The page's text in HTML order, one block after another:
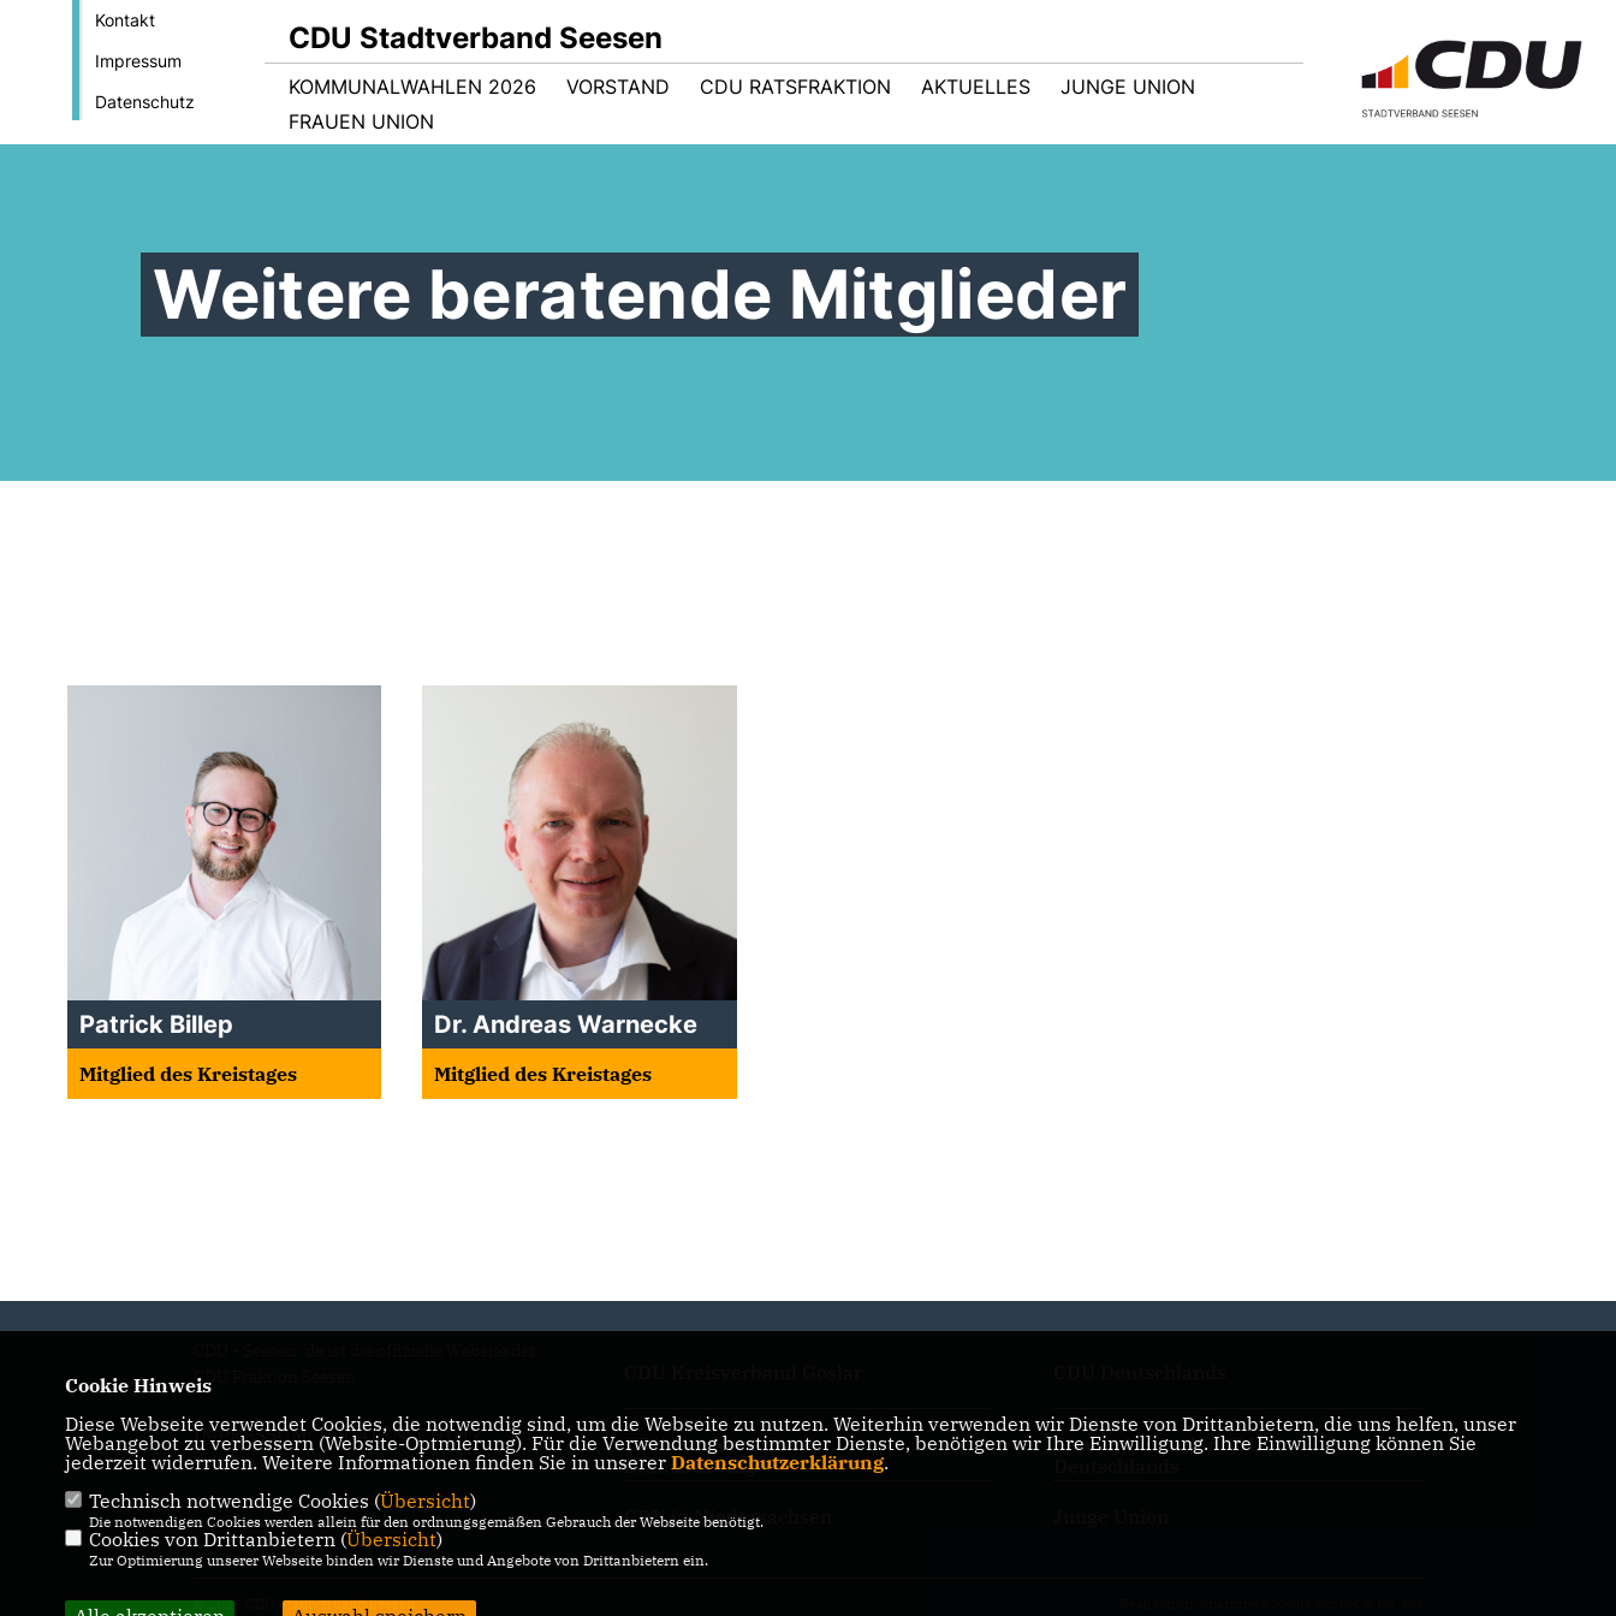
Kontakt
Impressum
Datenschutz
CDU Stadtverband Seesen
KOMMUNALWAHLEN 2026 VORSTAND CDU RATSFRAKTION AKTUELLES
JUNGE UNION
FRAUEN UNION
Weitere beratende Mitglieder
Patrick Billep
Mitglied des Kreistages
Dr. Andreas Warnecke
Mitglied des Kreistages
CDU Fraktion Seesen.
IMPRESSUM
DATENSCHUTZ
KONTAKT
CDU Landesverband
Braunschweig
CDU in Niedersachsen
Frauen Union der CDU
© 2026 CDU Stadtverband Seesen
Cookie Hinweis
Diese Webseite verwendet Cookies, die notwendig sind, um die Webseite zu nutzen. Weiterhin verwenden wir Dienste von Drittanbietern, die uns helfen, unser
Webangebot zu verbessern (Website-Optmierung). Für die Verwendung bestimmter Dienste, benötigen wir Ihre Einwilligung. Ihre Einwilligung können Sie
jederzeit widerrufen. Weitere Informationen finden Sie in unserer Datenschutzerklärung.
Technisch notwendige Cookies (Übersicht)
Die notwendigen Cookies werden allein für den ordnungsgemäßen Gebrauch der Webseite benötigt.
Cookies von Drittanbietern (Übersicht)
Zur Optimierung unserer Webseite binden wir Dienste und Angebote von Drittanbietern ein.